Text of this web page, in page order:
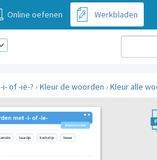
Online oefenen Werkbladen
of -ie-? › Kleur de woorden › Kleur alle